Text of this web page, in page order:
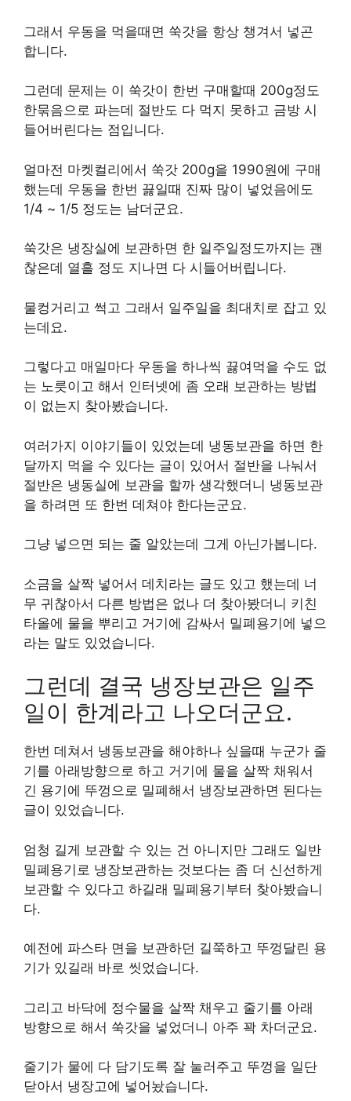
그래서 우동을 먹을때면 쑥갓을 항상 챙겨서 넣곤
합니다.
그런데 문제는 이 쑥갓이 한번 구매할때 200g정도
한묶음으로 파는데 절반도 다 먹지 못하고 금방 시
들어버린다는 점입니다.
얼마전 마켓컬리에서 쑥갓 200g을 1990원에 구매
했는데 우동을 한번 끓일때 진짜 많이 넣었음에도
1/4 ~ 1/5 정도는 남더군요.
쑥갓은 냉장실에 보관하면 한 일주일정도까지는 괜
찮은데 열흘 정도 지나면 다 시들어버립니다.
물컹거리고 썩고 그래서 일주일을 최대치로 잡고 있
는데요.
그렇다고 매일마다 우동을 하나씩 끓여먹을 수도 없
는 노릇이고 해서 인터넷에 좀 오래 보관하는 방법
이 없는지 찾아봤습니다.
여러가지 이야기들이 있었는데 냉동보관을 하면 한
달까지 먹을 수 있다는 글이 있어서 절반을 나눠서
절반은 냉동실에 보관을 할까 생각했더니 냉동보관
을 하려면 또 한번 데쳐야 한다는군요.
그냥 넣으면 되는 줄 알았는데 그게 아닌가봅니다.
소금을 살짝 넣어서 데치라는 글도 있고 했는데 너
무 귀찮아서 다른 방법은 없나 더 찾아봤더니 키친
타올에 물을 뿌리고 거기에 감싸서 밀폐용기에 넣으
라는 말도 있었습니다.
그런데 결국 냉장보관은 일주
일이 한계라고 나오더군요.
한번 데쳐서 냉동보관을 해야하나 싶을때 누군가 줄
기를 아래방향으로 하고 거기에 물을 살짝 채워서
긴 용기에 뚜껑으로 밀폐해서 냉장보관하면 된다는
글이 있었습니다.
엄청 길게 보관할 수 있는 건 아니지만 그래도 일반
밀폐용기로 냉장보관하는 것보다는 좀 더 신선하게
보관할 수 있다고 하길래 밀폐용기부터 찾아봤습니
다.
예전에 파스타 면을 보관하던 길쭉하고 뚜껑달린 용
기가 있길래 바로 씻었습니다.
그리고 바닥에 정수물을 살짝 채우고 줄기를 아래
방향으로 해서 쑥갓을 넣었더니 아주 꽉 차더군요.
줄기가 물에 다 담기도록 잘 눌러주고 뚜껑을 일단
닫아서 냉장고에 넣어놨습니다.